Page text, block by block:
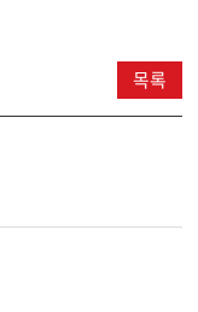
목록